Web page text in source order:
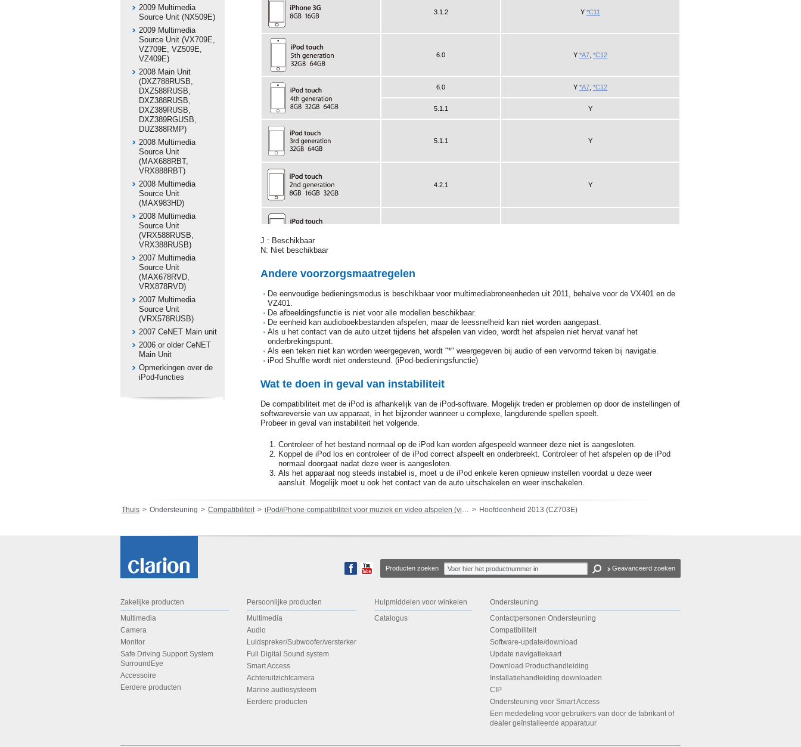
2009 Multimedia
Source Unit (NX509E)
2009 Multimedia
Source Unit (VX709E,
VZ709E, VZ509E,
VZ409E)
2008 Main Unit
(DXZ788RUSB,
DXZ588RUSB,
DXZ388RUSB,
DXZ389RUSB,
DXZ389RGUSB,
DUZ388RMP)
2008 Multimedia
Source Unit
(MAX688RBT,
VRX888RBT)
2008 Multimedia
Source Unit
(MAX983HD)
2008 Multimedia
Source Unit
(VRX588RUSB,
VRX388RUSB)
2007 Multimedia
Source Unit
(MAX678RVD,
VRX878RVD)
2007 Multimedia
Source Unit
(VRX578RUSB)
2007 CeNET Main unit
2006 or older CeNET
Main Unit
Opmerkingen over de
iPod-functies
J : Beschikbaar
N: Niet beschikbaar
Andere voorzorgsmaatregelen
De eenvoudige bedieningsmodus is beschikbaar voor multimediabroneenheden uit 2011, behalve voor de VX401 en de
VZ401.
De afbeeldingsfunctie is niet voor alle modellen beschikbaar.
De eenheid kan audioboekbestanden afspelen, maar de leessnelheid kan niet worden aangepast.
Als u het contact van de auto uitzet tijdens het afspelen van video, wordt het afspelen niet hervat vanaf het
onderbrekingspunt.
Als een teken niet kan worden weergegeven, wordt "*" weergegeven bij audio of een vervormd teken bij navigatie.
iPod Shuffle wordt niet ondersteund. (iPod-bedieningsfunctie)
Wat te doen in geval van instabiliteit
De compatibiliteit met de iPod is afhankelijk van de iPod-software. Mogelijk treden er problemen op door de instellingen of
softwareversie van uw apparaat, in het bijzonder wanneer u complexe, langdurende spellen speelt.
Probeer in geval van instabiliteit het volgende.
Controleer of het bestand normaal op de iPod kan worden afgespeeld wanneer deze niet is aangesloten.
Koppel de iPod los en controleer of de iPod correct afspeelt en onderbreekt. Controleer of het afspelen op de iPod
normaal doorgaat nadat deze weer is aangesloten.
Als het apparaat nog steeds instabiel is, moet u de iPod enkele keren opnieuw instellen voordat u deze weer
aansluit. Mogelijk moet u ook het contact van de auto uitschakelen en weer inschakelen.
Thuis Ondersteuning Compatibiliteit iPod/iPhone-compatibiliteit voor muziek en video afspelen (via dock-connector of Lightning) Hoofdeenheid 2013 (CZ703E)
Producten zoeken Geavanceerd zoeken
Zakelijke producten
Multimedia
Camera
Monitor
Safe Driving Support System
SurroundEye
Accessoire
Eerdere producten
Persoonlijke producten
Multimedia
Audio
Luidspreker/Subwoofer/versterker
Full Digital Sound system
Smart Access
Achteruitzichtcamera
Marine audiosysteem
Eerdere producten
Hulpmiddelen voor winkelen
Catalogus
Ondersteuning
Contactpersonen Ondersteuning
Compatibiliteit
Software-update/download
Update navigatiekaart
Download Producthandleiding
Installatiehandleiding downloaden
CIP
Ondersteuning voor Smart Access
Een mededeling voor gebruikers van door de fabrikant of
dealer geïnstalleerde apparatuur